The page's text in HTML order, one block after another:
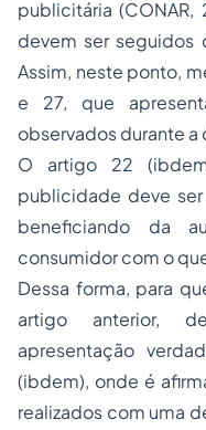
publicitária
devem ser seguidos
Assim, neste ponto,
e 27, que
observados durante
O artigo 22
publicidade deve
beneficiando da
consumidor com o
Dessa forma, para
artigo anterior,
apresentação
(ibdem), onde é
realizados com uma